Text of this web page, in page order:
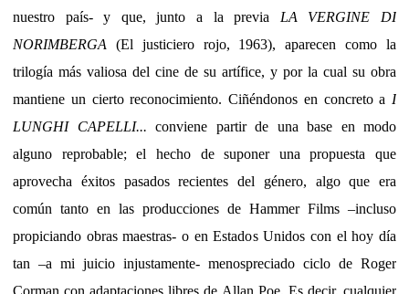
nuestro país- y que, junto a la previa LA VERGINE DI
NORIMBERGA (El justiciero rojo, 1963), aparecen como la
trilogía más valiosa del cine de su artífice, y por la cual su obra
mantiene un cierto reconocimiento. Ciñéndonos en concreto a I
LUNGHI CAPELLI... conviene partir de una base en modo
alguno reprobable; el hecho de suponer una propuesta que
aprovecha éxitos pasados recientes del género, algo que era
común tanto en las producciones de Hammer Films –incluso
propiciando obras maestras- o en Estados Unidos con el hoy día
tan –a mi juicio injustamente- menospreciado ciclo de Roger
Corman con adaptaciones libres de Allan Poe. Es decir, cualquier